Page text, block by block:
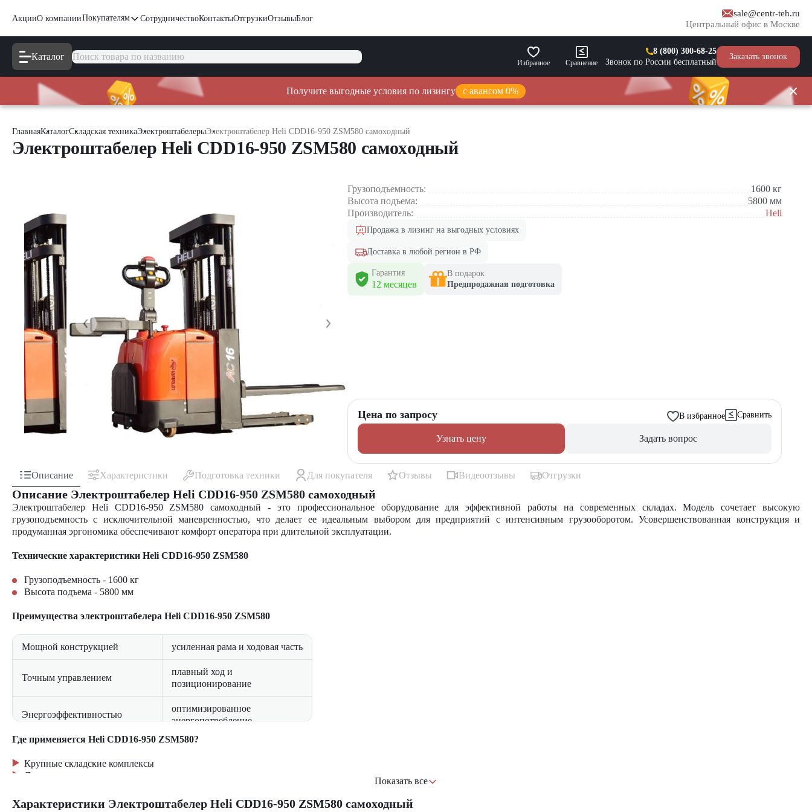
АкцииО компанииПокупателям СотрудничествоКонтактыОтгрузкиОтзывыБлог
sale@centr-teh.ru
Центральный офис в Москве
Каталог
Избранное Сравнение
8 (800) 300-68-25
Звонок по России бесплатный
Заказать звонок
Получите выгодные условия по лизингу с авансом 0%
ГлавнаяКаталогСкладская техникаЭлектроштабелерыЭлектроштабелер Heli CDD16-950 ZSM580 самоxодный
Электроштабелер Heli CDD16-950 ZSM580 самоxодный
Грузоподъемность: 1600 кг
Высота подъема:
5800 мм
Производитель:
Heli
Продажа в лизинг на выгодных условиях
Доставка в любой регион в РФ
Гарантия
12 месяцев
В подарок
Предпродажная подготовка
Цена по запросу В избранное Сравнить
Узнать цену Задать вопрос
Описание Характеристики Подготовка техники Для покупателя Отзывы Видеоотзывы Отгрузки
Описание Электроштабелер Heli CDD16-950 ZSM580 самоxодный
Электроштабелер Heli CDD16-950 ZSM580 самоходный - это профессиональное оборудование для эффективной работы на современных складах. Модель сочетает высокую
грузоподъемность с исключительной маневренностью, что делает ее идеальным выбором для предприятий с интенсивным грузооборотом. Усовершенствованная конструкция и
продуманная эргономика обеспечивают комфорт оператора при длительной эксплуатации.
Технические характеристики Heli CDD16-950 ZSM580
Грузоподъемность - 1600 кг
Высота подъема - 5800 мм
Преимущества электроштабелера Heli CDD16-950 ZSM580
Мощной конструкцией усиленная рама и ходовая часть
Точным управлением
плавный ход и
позиционирование
Энергоэффективностью
оптимизированное
энергопотребление
система автоматического
Где применяется Heli CDD16-950 ZSM580?
Крупные складские комплексы
Логистические распределительные центры
Оптовые торговые базы
Показать все
Характеристики Электроштабелер Heli CDD16-950 ZSM580 самоxодный